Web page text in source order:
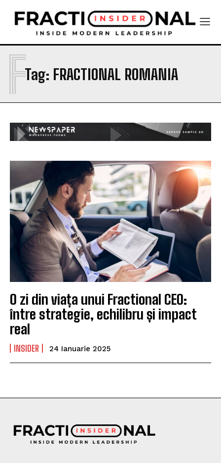
Tag: FRACTIONAL ROMANIA
F
O zi din viața unui Fractional CEO:
între strategie, echilibru și impact
real
INSIDER 24 Ianuarie 2025